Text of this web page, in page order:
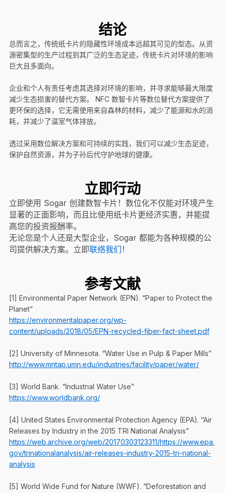
结论
总而言之，传统纸卡片的隐藏性环境成本远超其可见的型态。从资
源密集型的生产过程到其广泛的生态足迹，传统卡片对环境的影响
巨大且多面向。
企业和个人有责任考虑其选择对环境的影响，并寻求能够最大限度
减少生态损害的替代方案。 NFC 数智卡片等数位替代方案提供了
更环保的选择，它无需使用来自森林的材料，减少了能源和水的消
耗，并减少了温室气体排放。
透过采用数位解决方案和可持续的实践，我们可以减少生态足迹，
保护自然资源，并为子孙后代守护地球的健康。
立即行动
立即使用 Sogar 创建数智卡片！数位化不仅能对环境产生
显著的正面影响，而且比使用纸卡片更经济实惠，并能提
高您的投资报酬率。
无论您是个人还是大型企业，Sogar 都能为各种规模的公
司提供解决方案。立即联络我们 ！
参考文献
[1] Environmental Paper Network (EPN). “Paper to Protect the
Planet”
https://environmentalpaper.org/wp-
content/uploads/2018/05/EPN-recycled-fiber-fact-sheet.pdf
[2] University of Minnesota. “Water Use in Pulp & Paper Mills”
http://www.mntap.umn.edu/industries/facility/paper/water/
[3] World Bank. “Industrial Water Use”
https://www.worldbank.org/
[4] United States Environmental Protection Agency (EPA). “Air
Releases by Industry in the 2015 TRI National Analysis”
https://web.archive.org/web/20170303123311/https://www.epa.
gov/trinationalanalysis/air-releases-industry-2015-tri-national-
analysis
[5] World Wide Fund for Nature (WWF). “Deforestation and